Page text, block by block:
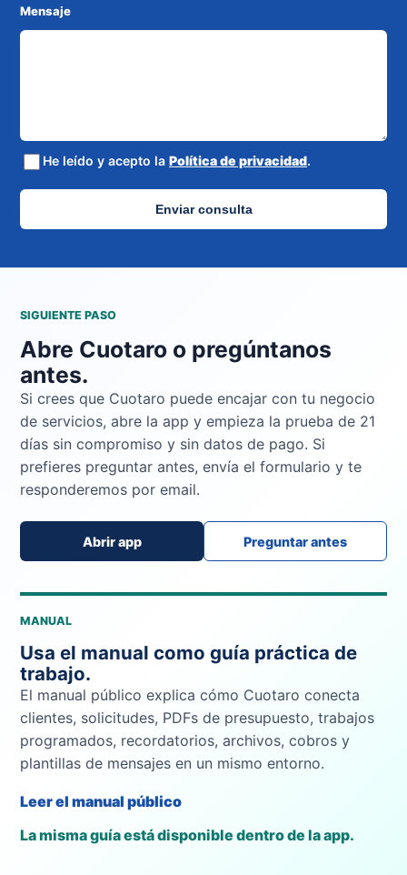
Mensaje
He leído y acepto la Política de privacidad.
Enviar consulta
SIGUIENTE PASO
Abre Cuotaro o pregúntanos
antes.
Si crees que Cuotaro puede encajar con tu negocio
de servicios, abre la app y empieza la prueba de 21
días sin compromiso y sin datos de pago. Si
prefieres preguntar antes, envía el formulario y te
responderemos por email.
Abrir app Preguntar antes
MANUAL
Usa el manual como guía práctica de
trabajo.
El manual público explica cómo Cuotaro conecta
clientes, solicitudes, PDFs de presupuesto, trabajos
programados, recordatorios, archivos, cobros y
plantillas de mensajes en un mismo entorno.
Leer el manual público
La misma guía está disponible dentro de la app.